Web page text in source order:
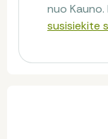
nuo
susisiekite